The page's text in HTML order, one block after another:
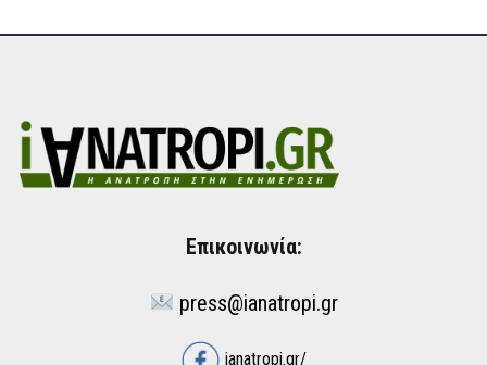
Επικοινωνία:
press@ianatropi.gr
ianatropi.gr/